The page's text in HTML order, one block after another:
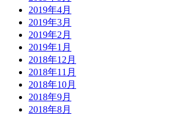
2019年4月
2019年3月
2019年2月
2019年1月
2018年12月
2018年11月
2018年10月
2018年9月
2018年8月